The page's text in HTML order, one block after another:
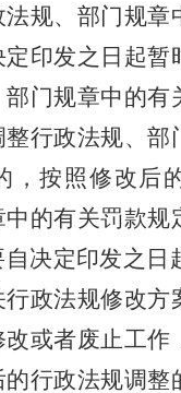
规、部门规章
印发之日起暂
门规章中的有
整行政法规、部
，按照修改后
的有关罚款规
决定印发之日
政法规修改方
或者废止工作
行政法规调整